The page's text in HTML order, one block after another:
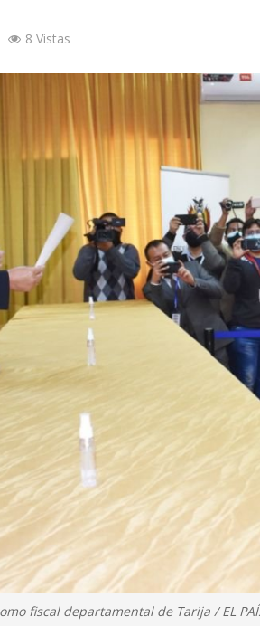
8 Vistas
fiscal departamental de Tarija / EL